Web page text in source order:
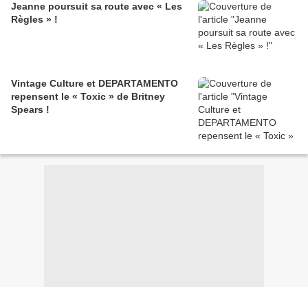
Jeanne poursuit sa route avec « Les
Règles » !
Vintage Culture et DEPARTAMENTO
repensent le « Toxic » de Britney
Spears !